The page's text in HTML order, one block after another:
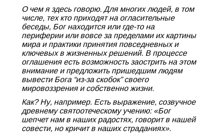
О чем я здесь говорю. Для многих людей, в том
числе, тех кто приходят на огласительные
беседы, Бог находится или где-то на
периферии или вовсе за пределами их картины
мира и практики принятия повседневных и
ключевых в жизненных решений. В процессе
оглашения есть возможность заострить на этом
внимание и предложить пришедшим людям
вывести Бога “из-за скобок” своего
мировоззрения и собственно жизни.
Как? Ну, например. Есть выражение, созвучное
древнему святоотеческому учению: «Бог
шепчет нам в наших радостях, говорит в нашей
совести, но кричит в наших страданиях».